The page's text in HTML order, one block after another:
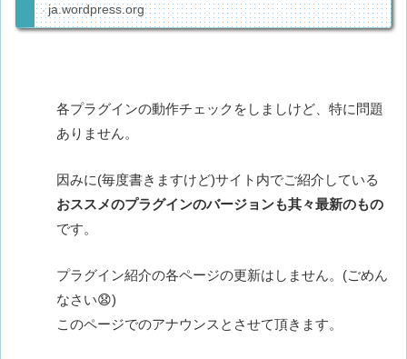
ja.wordpress.org
各プラグインの動作チェックをしましけど、特に問題
ありません。
因みに(毎度書きますけど)サイト内でご紹介している
おススメのプラグインのバージョンも其々最新のもの
です。
プラグイン紹介の各ページの更新はしません。(ごめん
なさい😧)
このページでのアナウンスとさせて頂きます。